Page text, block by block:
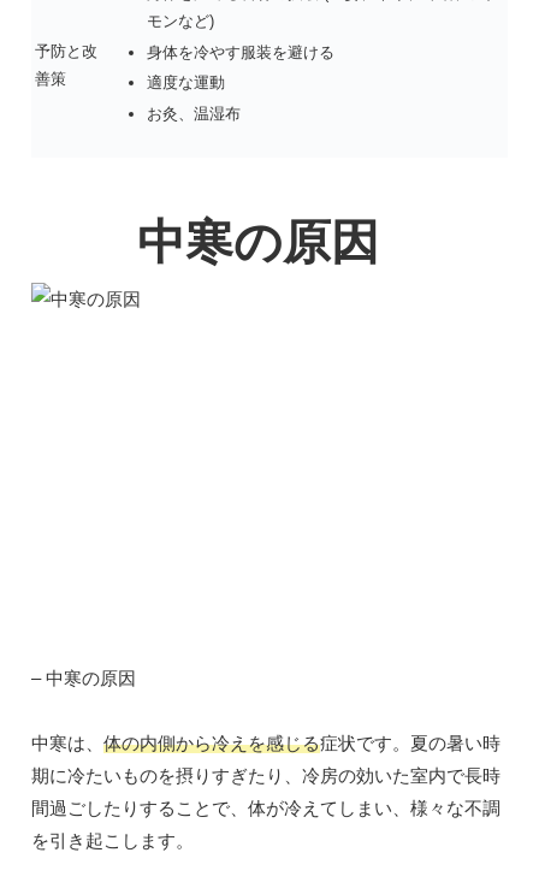
予防と改
善策
モンなど)
身体を冷やす服装を避ける
適度な運動
お灸、温湿布
中寒の原因
– 中寒の原因
中寒は、 体の内側から冷えを感じる症状です。夏の暑い時
期に冷たいものを摂りすぎたり、冷房の効いた室内で長時
間過ごしたりすることで、体が冷えてしまい、様々な不調
を引き起こします。